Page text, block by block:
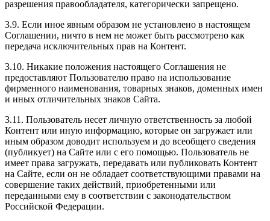
разрешения правообладателя, категорически запрещено.
3.9. Если иное явным образом не установлено в настоящем
Соглашении, ничто в нем не может быть рассмотрено как
передача исключительных прав на Контент.
3.10. Никакие положения настоящего Соглашения не
предоставляют Пользователю право на использование
фирменного наименования, товарных знаков, доменных имен
и иных отличительных знаков Сайта.
3.11. Пользователь несет личную ответственность за любой
Контент или иную информацию, которые он загружает или
иным образом доводит используем и до всеобщего сведения
(публикует) на Сайте или с его помощью. Пользователь не
имеет права загружать, передавать или публиковать Контент
на Сайте, если он не обладает соответствующими правами на
совершение таких действий, приобретенными или
переданными ему в соответствии с законодательством
Российской Федерации.